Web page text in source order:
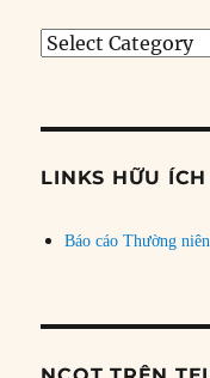
Tìm
đề
LINKS HỮU ÍCH
Báo cáo Thường